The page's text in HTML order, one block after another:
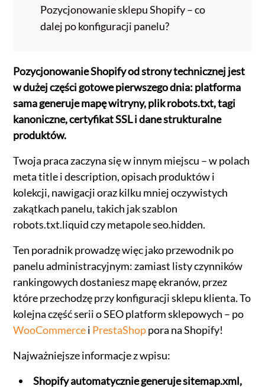
Pozycjonowanie sklepu Shopify – co
dalej po konfiguracji panelu?
Pozycjonowanie Shopify od strony technicznej jest
w dużej części gotowe pierwszego dnia: platforma
sama generuje mapę witryny, plik robots.txt, tagi
kanoniczne, certyfikat SSL i dane strukturalne
produktów.
Twoja praca zaczyna się w innym miejscu – w polach
meta title i description, opisach produktów i
kolekcji, nawigacji oraz kilku mniej oczywistych
zakątkach panelu, takich jak szablon
robots.txt.liquid czy metapole seo.hidden.
Ten poradnik prowadzę więc jako przewodnik po
panelu administracyjnym: zamiast listy czynników
rankingowych dostaniesz mapę ekranów, przez
które przechodzę przy konfiguracji sklepu klienta. To
kolejna część serii o SEO platform sklepowych – po
WooCommercei PrestaShoppora na Shopify!
Najważniejsze informacje z wpisu:
Shopify automatycznie generuje sitemap.xml,